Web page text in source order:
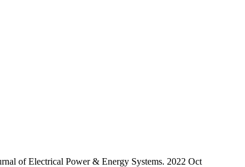
of Electrical Power & Energy Systems. 2022 Oct